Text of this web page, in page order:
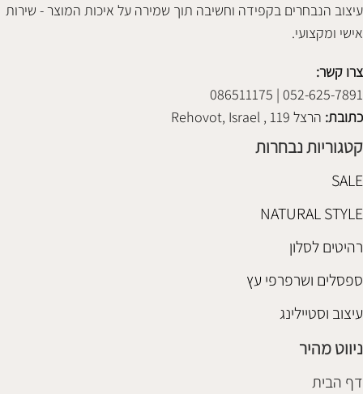
עיצוב הנבחרים בקפידה וחשיבה תוך שמירה על איכות המוצר - שירות
אישי ומקצועי.
צרו קשר:
052-625-7891 | 086511175
כתובת: הרצל 119 , Rehovot, Israel
קטגוריות נבחרות
SALE
NATURAL STYLE
רהיטים לסלון
ספסלים ושרפרפי עץ
עיצוב וסטיילינג
ניווט מהיר
דף הבית